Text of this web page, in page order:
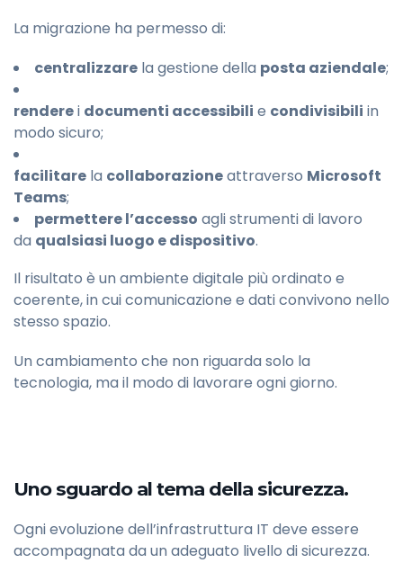
La migrazione ha permesso di:
centralizzare la gestione della posta aziendale;
renderei documenti accessibili e condivisibili in
modo sicuro;
facilitare la collaborazioneattraverso Microsoft
Teams;
permettere l’accesso agli strumenti di lavoro
da qualsiasi luogo e dispositivo.
Il risultato è un ambiente digitale più ordinato e
coerente, in cui comunicazione e dati convivono nello
stesso spazio.
Un cambiamento che non riguarda solo la
tecnologia, ma il modo di lavorare ogni giorno.
Uno sguardo al tema della sicurezza.
Ogni evoluzione dell’infrastruttura IT deve essere
accompagnata da un adeguato livello di sicurezza.